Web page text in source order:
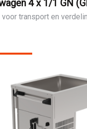
4 x 1/1 GN
transport en